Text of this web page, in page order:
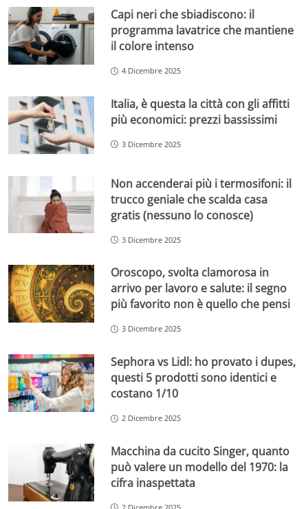
Capi neri che sbiadiscono: il
programma lavatrice che mantiene
il colore intenso
4 Dicembre 2025
Italia, è questa la città con gli affitti
più economici: prezzi bassissimi
3 Dicembre 2025
Non accenderai più i termosifoni: il
trucco geniale che scalda casa
gratis (nessuno lo conosce)
3 Dicembre 2025
Oroscopo, svolta clamorosa in
arrivo per lavoro e salute: il segno
più favorito non è quello che pensi
3 Dicembre 2025
Sephora vs Lidl: ho provato i dupes,
questi 5 prodotti sono identici e
costano 1/10
2 Dicembre 2025
Macchina da cucito Singer, quanto
può valere un modello del 1970: la
cifra inaspettata